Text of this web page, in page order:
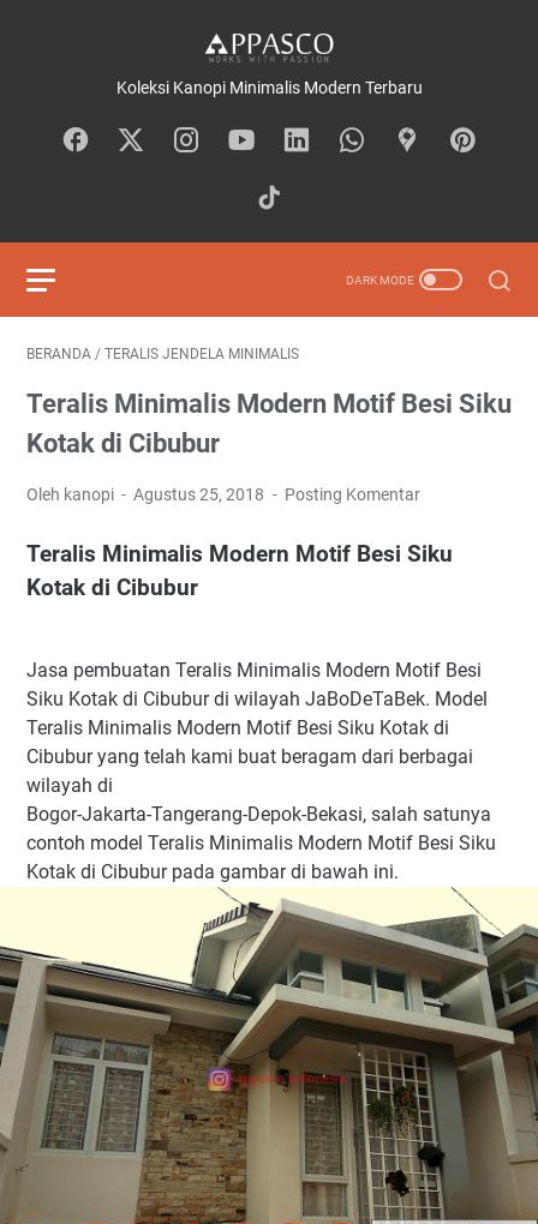
Koleksi Kanopi Minimalis Modern Terbaru
BERANDA / TERALIS JENDELA MINIMALIS
Teralis Minimalis Modern Motif Besi Siku
Kotak di Cibubur
Oleh kanopi Agustus 25, 2018 Posting Komentar
Teralis Minimalis Modern Motif Besi Siku
Kotak di Cibubur
Jasa pembuatan Teralis Minimalis Modern Motif Besi
Siku Kotak di Cibubur di wilayah JaBoDeTaBek. Model
Teralis Minimalis Modern Motif Besi Siku Kotak di
Cibubur yang telah kami buat beragam dari berbagai
wilayah di
Bogor-Jakarta-Tangerang-Depok-Bekasi, salah satunya
contoh model Teralis Minimalis Modern Motif Besi Siku
Kotak di Cibubur pada gambar di bawah ini.